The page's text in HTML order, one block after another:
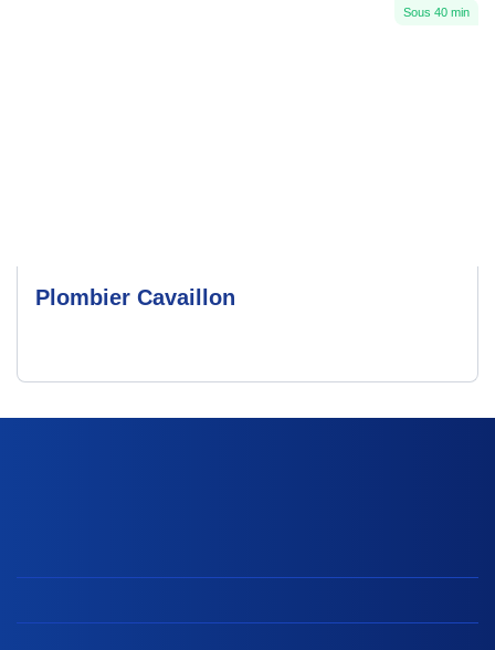
Sous 40 min
Plombier Cavaillon